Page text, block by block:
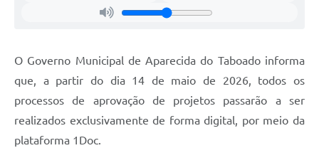
O Governo Municipal de Aparecida do Taboado informa
que, a partir do dia 14 de maio de 2026, todos os
processos de aprovação de projetos passarão a ser
realizados exclusivamente de forma digital, por meio da
plataforma 1Doc.